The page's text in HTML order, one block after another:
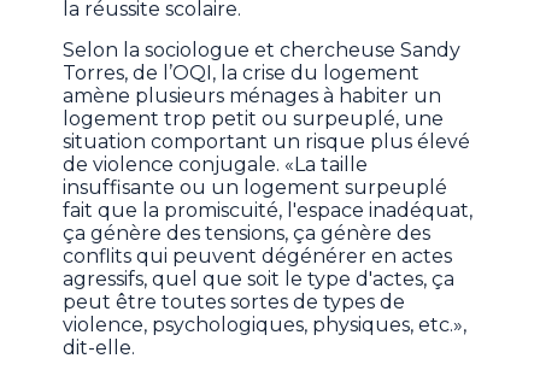
la réussite scolaire.
Selon la sociologue et chercheuse Sandy
Torres, de l’OQI, la crise du logement
amène plusieurs ménages à habiter un
logement trop petit ou surpeuplé, une
situation comportant un risque plus élevé
de violence conjugale. «La taille
insuffisante ou un logement surpeuplé
fait que la promiscuité, l'espace inadéquat,
ça génère des tensions, ça génère des
conflits qui peuvent dégénérer en actes
agressifs, quel que soit le type d'actes, ça
peut être toutes sortes de types de
violence, psychologiques, physiques, etc.»,
dit-elle.